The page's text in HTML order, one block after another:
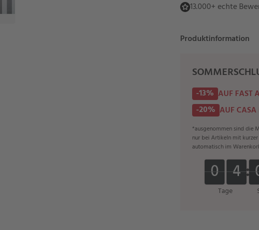
13.000+ echte
Produktinformation
-13% AUF FAST
-20% AUF
*ausgenommen sind die
nur bei Artikeln mit
automatisch im
Tage
0
0
0
0 4
4
4
4